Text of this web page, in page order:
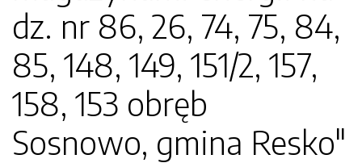
dz. nr 86, 26, 74, 75, 84,
85, 148, 149, 151/2, 157,
158, 153 obręb
Sosnowo, gmina Resko"